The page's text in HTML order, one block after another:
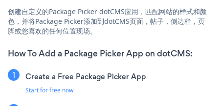
创建自定义的Package Picker dotCMS应用，匹配网站的样式和颜
色，并将Package Picker添加到dotCMS页面，帖子，侧边栏，页
脚或您喜欢的任何位置现场。
How To Add a Package Picker App on dotCMS:
Create a Free Package Picker App
Start for free now